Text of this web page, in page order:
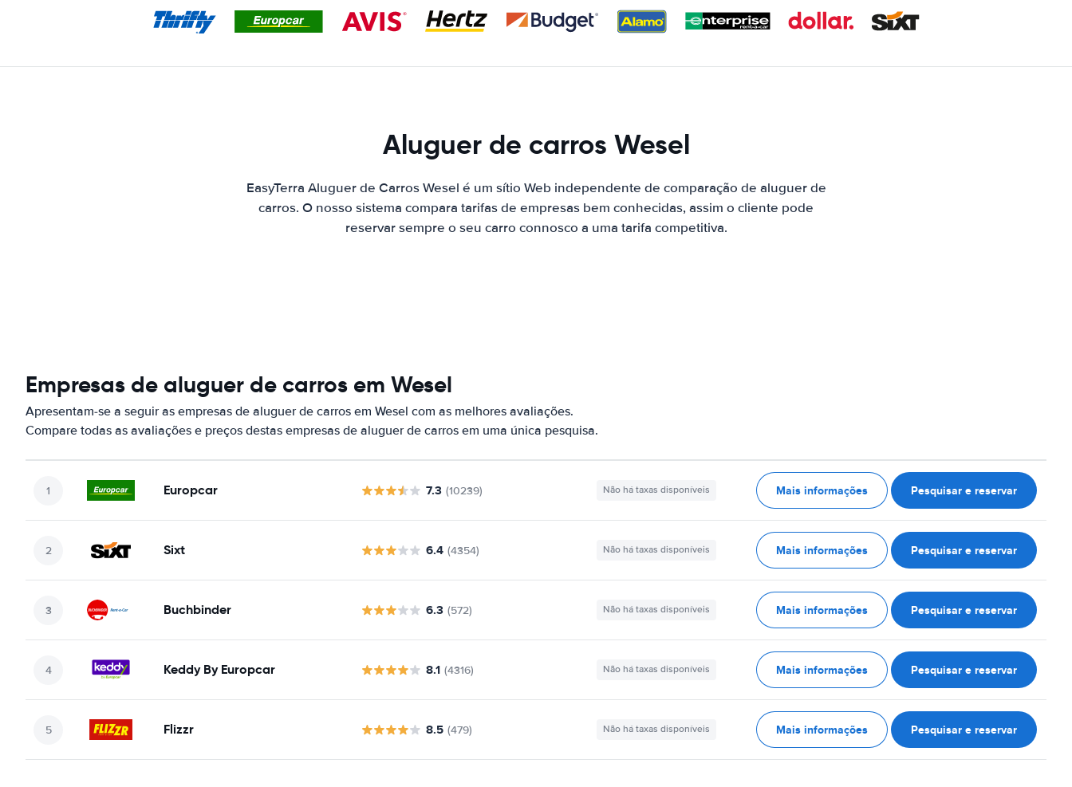
Aluguer de carros Wesel
EasyTerra Aluguer de Carros Wesel é um sítio Web independente de comparação de aluguer de
carros. O nosso sistema compara tarifas de empresas bem conhecidas, assim o cliente pode
reservar sempre o seu carro connosco a uma tarifa competitiva.
Empresas de aluguer de carros em Wesel
Apresentam-se a seguir as empresas de aluguer de carros em Wesel com as melhores avaliações.
Compare todas as avaliações e preços destas empresas de aluguer de carros em uma única pesquisa.
Europcar 7.3 (10239) Não há taxas disponíveis Mais informações Pesquisar e reservar
Sixt 6.4 (4354) Não há taxas disponíveis Mais informações Pesquisar e reservar
Buchbinder 6.3 (572) Não há taxas disponíveis Mais informações Pesquisar e reservar
Keddy By Europcar 8.1 (4316) Não há taxas disponíveis Mais informações Pesquisar e reservar
Flizzr 8.5 (479) Não há taxas disponíveis Mais informações Pesquisar e reservar